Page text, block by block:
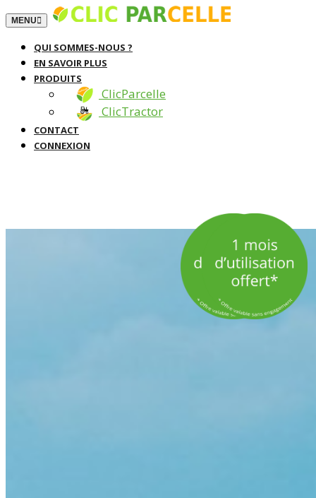
TOGGLE NAVIGATION
MENU
QUI SOMMES-NOUS ?
EN SAVOIR PLUS
PRODUITS
ClicParcelle
ClicTractor
CONTACT
CONNEXION